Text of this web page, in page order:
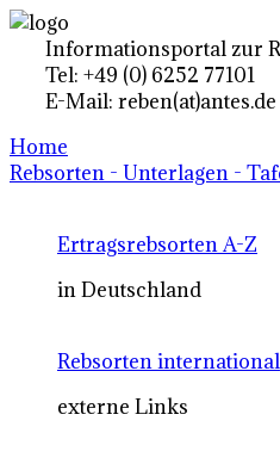
Informationsportal zur
Tel: +49 (0) 6252 77101
E-Mail: reben(at)antes.de
Home
Rebsorten - Unterlagen -
Ertragsrebsorten A-Z
in Deutschland
Rebsorten international
externe Links